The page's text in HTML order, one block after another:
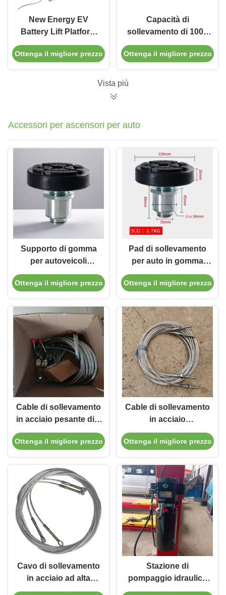
New Energy EV
Battery Lift Platform
Vehicle Scissor Lift
1000Kg 2200lbs
Ottenga il migliore prezzo
Capacità di
sollevamento di 1000
kg / 2200 lbs
Ottenga il migliore prezzo
Vista più
Accessori per ascensori per auto
Supporto di gomma
per autoveicoli
spessore 30 mm per
la manutenzione e la
automobili
Ottenga il migliore prezzo
Pad di sollevamento
per auto in gomma
industriale
assorbente di urti
per proteggere le auto
Ottenga il migliore prezzo
Cable di sollevamento
in acciaio pesante di 6
mm con forte
resistenza
Ottenga il migliore prezzo
Cable di sollevamento
in acciaio
galvanizzato
resistente alla
Ottenga il migliore prezzo
Cavo di sollevamento
in acciaio ad alta
resistenza di 6 mm di
Stazione di
pompaggio idraulica
di ascensore per auto